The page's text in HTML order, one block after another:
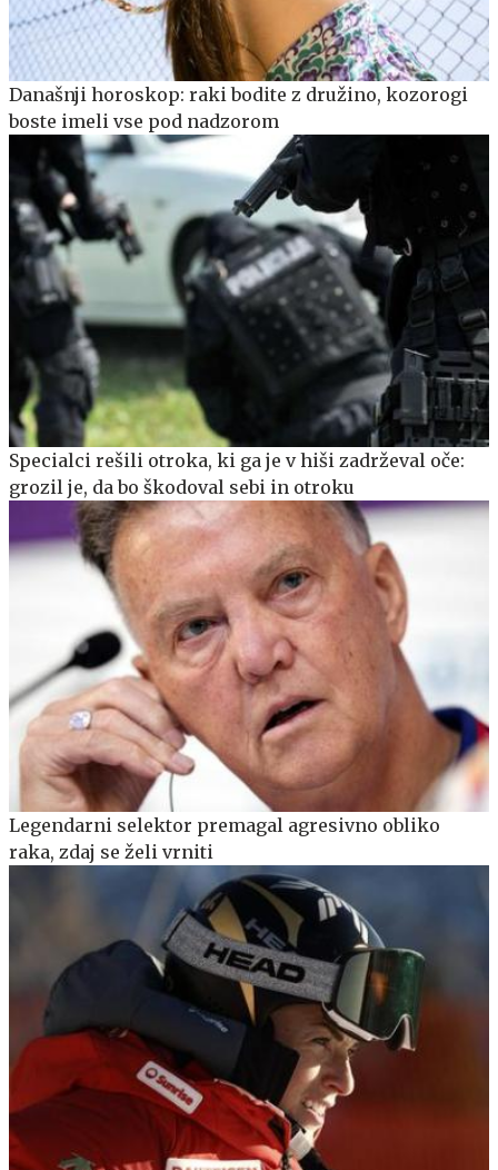
Današnji horoskop: raki bodite z družino, kozorogi
boste imeli vse pod nadzorom
Specialci rešili otroka, ki ga je v hiši zadrževal oče:
grozil je, da bo škodoval sebi in otroku
Legendarni selektor premagal agresivno obliko
raka, zdaj se želi vrniti